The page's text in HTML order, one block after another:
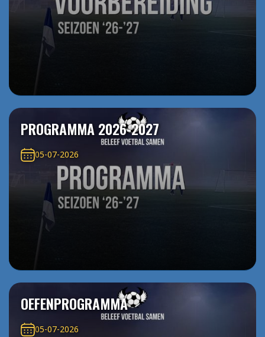
PROGRAMMA 2026-2027
05-07-2026
OEFENPROGRAMMA
05-07-2026